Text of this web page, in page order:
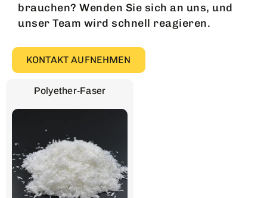
brauchen? Wenden Sie sich an uns, und
unser Team wird schnell reagieren.
KONTAKT AUFNEHMEN
Polyether-Faser